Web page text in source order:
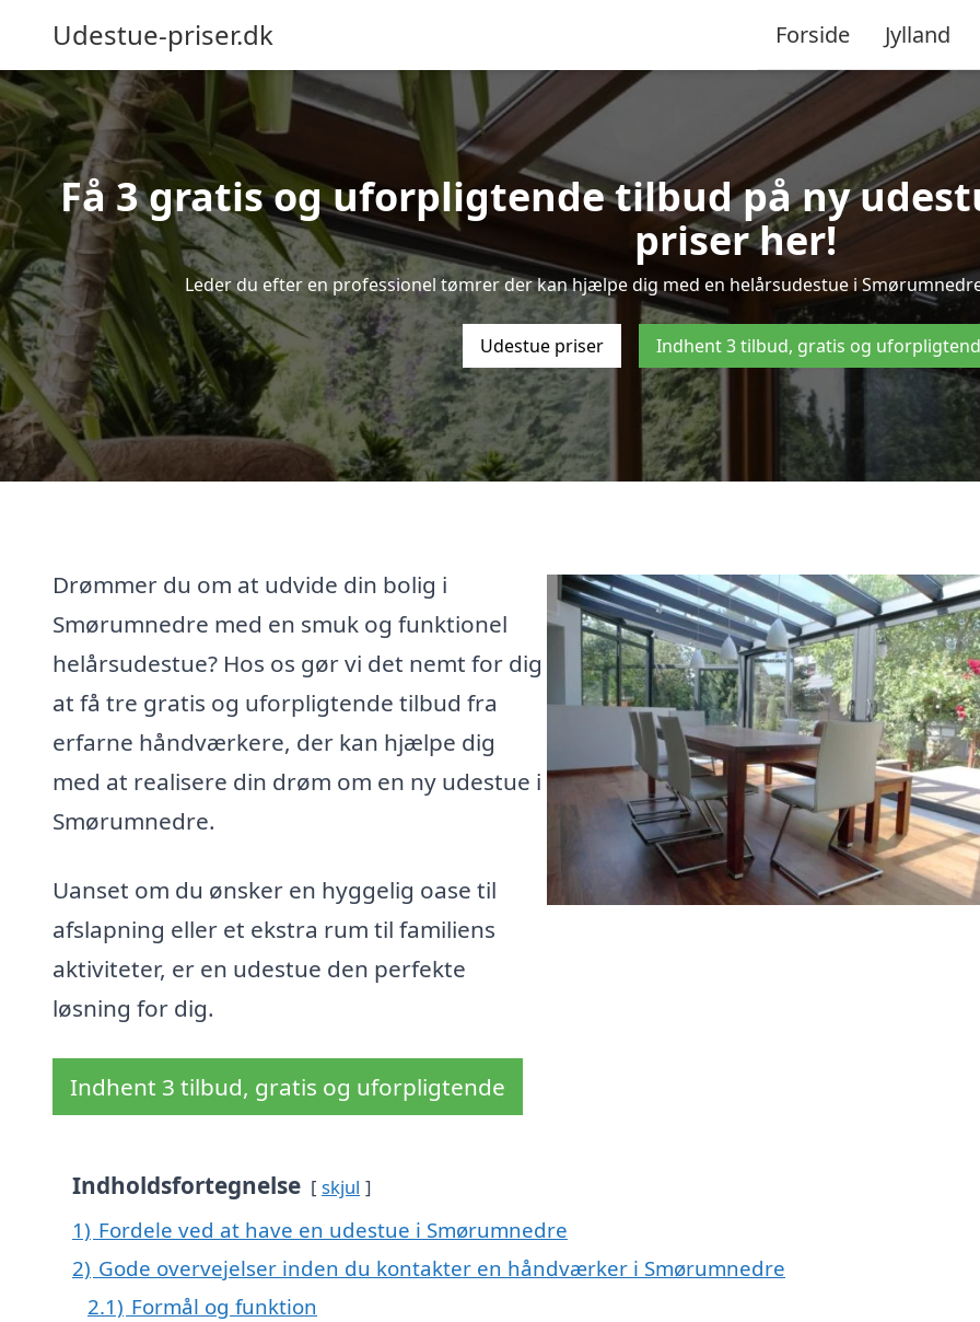
Udestue-priser.dk Forside Jylland
Få 3 gratis og uforpligtende tilbud på ny
priser her!
Leder du efter en professionel tømrer der kan hjælpe dig med en helårsudestue i
Udestue priser Indhent 3 tilbud, gratis og
Drømmer du om at udvide din bolig i
Smørumnedre med en smuk og funktionel
helårsudestue? Hos os gør vi det nemt for dig
at få tre gratis og uforpligtende tilbud fra
erfarne håndværkere, der kan hjælpe dig
med at realisere din drøm om en ny udestue i
Smørumnedre.
Uanset om du ønsker en hyggelig oase til
afslapning eller et ekstra rum til familiens
aktiviteter, er en udestue den perfekte
løsning for dig.
Indhent 3 tilbud, gratis og uforpligtende
Indholdsfortegnelse skjul
1) Fordele ved at have en udestue i Smørumnedre
2) Gode overvejelser inden du kontakter en håndværker i Smørumnedre
2.1) Formål og funktion